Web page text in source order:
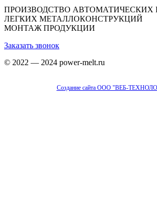
ПРОИЗВОДСТВО АВТОМАТИЧЕСКИХ
ЛЕГКИХ МЕТАЛЛОКОНСТРУКЦИЙ
МОНТАЖ ПРОДУКЦИИ
Заказать звонок
© 2022 — 2024 power-melt.ru
Создание сайта ООО "ВЕБ-